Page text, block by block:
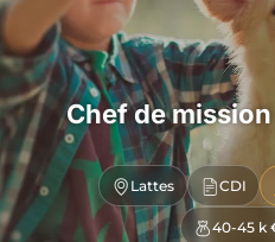
Chef de
Lattes CDI
40-45 k